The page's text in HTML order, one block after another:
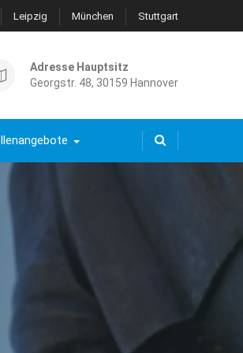
Leipzig München Stuttgart
Adresse Hauptsitz
Georgstr. 48, 30159 Hannover